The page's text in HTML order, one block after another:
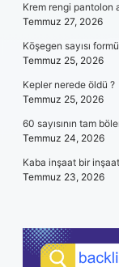
Krem rengi pantolon
Temmuz 27, 2026
Köşegen sayısı
Temmuz 25, 2026
Kepler nerede öldü ?
Temmuz 25, 2026
60 sayısının tam
Temmuz 24, 2026
Kaba inşaat bir
Temmuz 23, 2026